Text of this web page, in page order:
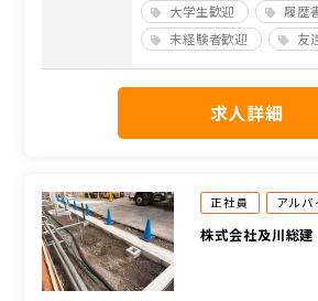
大学生歓迎
履歴
未経験者歓迎
友
求人詳細
正社員 アルバ
株式会社及川総建